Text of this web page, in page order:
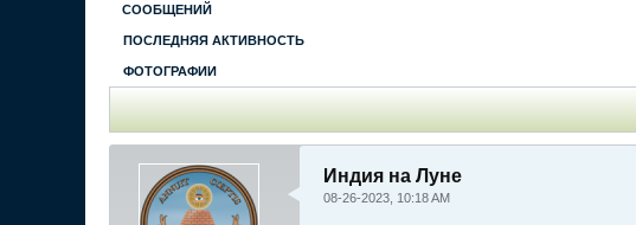
СООБЩЕНИЙ
ПОСЛЕДНЯЯ АКТИВНОСТЬ
ФОТОГРАФИИ
Индия на Луне
08-26-2023, 10:18 AM